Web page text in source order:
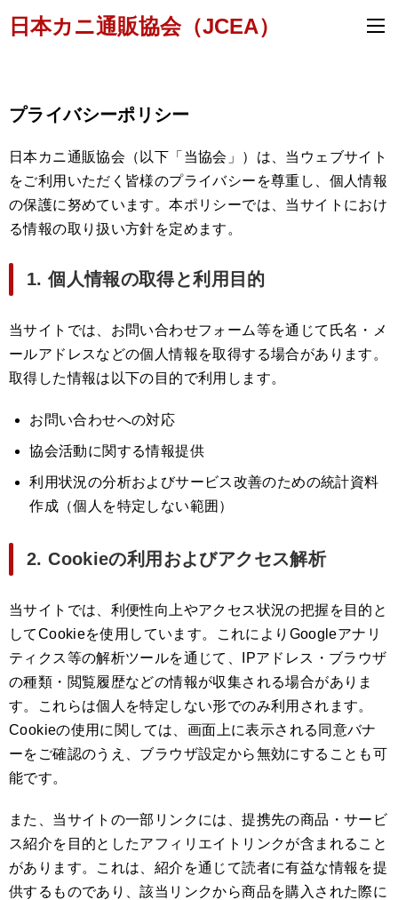
日本カニ通販協会（JCEA）
プライバシーポリシー
日本カニ通販協会（以下「当協会」）は、当ウェブサイト
をご利用いただく皆様のプライバシーを尊重し、個人情報
の保護に努めています。本ポリシーでは、当サイトにおけ
る情報の取り扱い方針を定めます。
1. 個人情報の取得と利用目的
当サイトでは、お問い合わせフォーム等を通じて氏名・メ
ールアドレスなどの個人情報を取得する場合があります。
取得した情報は以下の目的で利用します。
お問い合わせへの対応
協会活動に関する情報提供
利用状況の分析およびサービス改善のための統計資料
作成（個人を特定しない範囲）
2. Cookieの利用およびアクセス解析
当サイトでは、利便性向上やアクセス状況の把握を目的と
してCookieを使用しています。これによりGoogleアナリ
ティクス等の解析ツールを通じて、IPアドレス・ブラウザ
の種類・閲覧履歴などの情報が収集される場合がありま
す。これらは個人を特定しない形でのみ利用されます。
Cookieの使用に関しては、画面上に表示される同意バナ
ーをご確認のうえ、ブラウザ設定から無効にすることも可
能です。
また、当サイトの一部リンクには、提携先の商品・サービ
ス紹介を目的としたアフィリエイトリンクが含まれること
があります。これは、紹介を通じて読者に有益な情報を提
供するものであり、該当リンクから商品を購入された際に